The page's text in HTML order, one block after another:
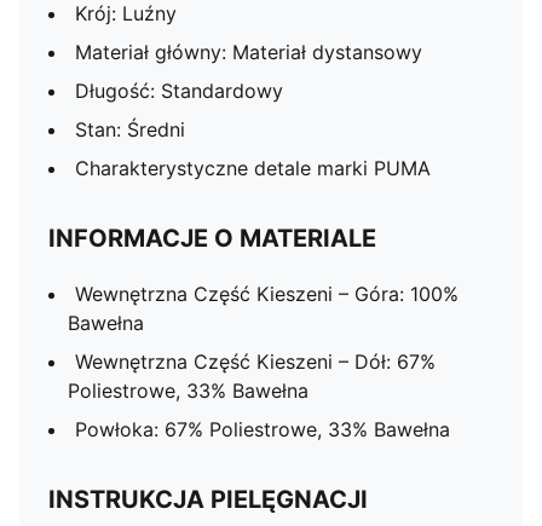
Krój: Luźny
Materiał główny: Materiał dystansowy
Długość: Standardowy
Stan: Średni
Charakterystyczne detale marki PUMA
INFORMACJE O MATERIALE
Wewnętrzna Część Kieszeni – Góra: 100%
Bawełna
Wewnętrzna Część Kieszeni – Dół: 67%
Poliestrowe, 33% Bawełna
Powłoka: 67% Poliestrowe, 33% Bawełna
INSTRUKCJA PIELĘGNACJI